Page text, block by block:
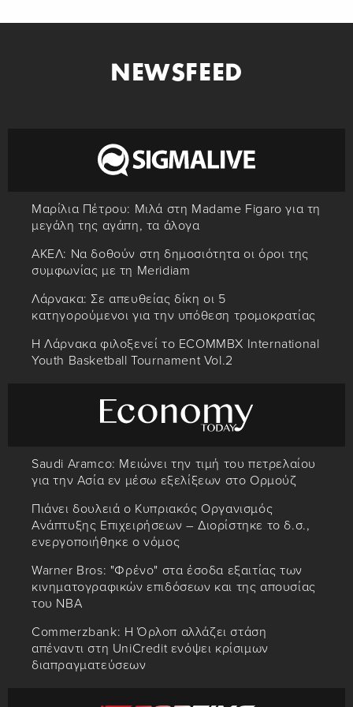
NEWSFEED
Μαρίλια Πέτρου: Μιλά στη Madame Figaro για τη
μεγάλη της αγάπη, τα άλογα
ΑΚΕΛ: Να δοθούν στη δημοσιότητα οι όροι της
συμφωνίας με τη Meridiam
Λάρνακα: Σε απευθείας δίκη οι 5
κατηγορούμενοι για την υπόθεση τρομοκρατίας
Η Λάρνακα φιλοξενεί το ECOMMBX International
Youth Basketball Tournament Vol.2
Saudi Aramco: Μειώνει την τιμή του πετρελαίου
για την Ασία εν μέσω εξελίξεων στο Ορμούζ
Πιάνει δουλειά ο Κυπριακός Οργανισμός
Ανάπτυξης Επιχειρήσεων – Διορίστηκε το δ.σ.,
ενεργοποιήθηκε ο νόμος
Warner Bros: "Φρένο" στα έσοδα εξαιτίας των
κινηματογραφικών επιδόσεων και της απουσίας
του NBA
Commerzbank: Η Όρλοπ αλλάζει στάση
απέναντι στη UniCredit ενόψει κρίσιμων
διαπραγματεύσεων